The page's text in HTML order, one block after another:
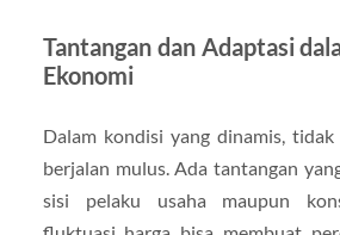
Tantangan dan Adaptasi
Ekonomi
Dalam kondisi yang dinamis, tidak
berjalan mulus. Ada tantangan
sisi pelaku usaha maupun